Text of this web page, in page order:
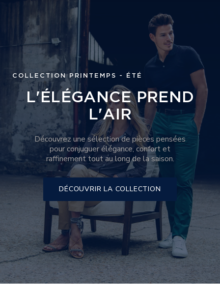
COLLECTION PRINTEMPS - ÉTÉ
L'ÉLÉGANCE PREND
L'AIR
Découvrez une sélection de pièces pensées
pour conjuguer élégance, confort et
raffinement tout au long de la saison.
DÉCOUVRIR LA COLLECTION